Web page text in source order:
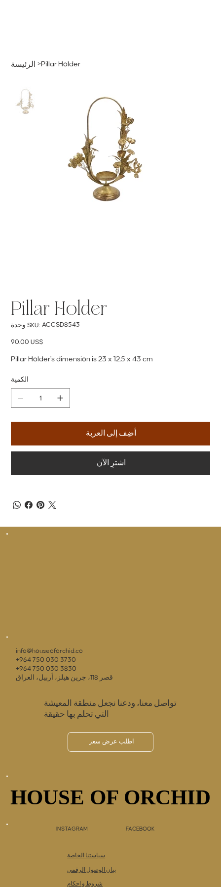
الرئيسة >Pillar Holder
Pillar Holder
وحدة SKU: SKU
ACCSD8543
ACCSD8543
السعر ‏90.00 US$
Pillar Holder's dimension is 23 x 12.5 x 43 cm
الكمية
أضِف إلى العربة
اشترِ الآن
info@houseoforchid.co
+964 750 030 3730
+964 750 030 3830
قصر 118، جرين هيلز، أربيل، العراق
تواصل معنا، ودعنا نجعل منطقة المعيشة
التي تحلم بها حقيقة
اطلب عرض سعر
HOUSE OF ORCHID
HOUSE OF ORCHID
INSTAGRAM FACEBOOK
سياستنا الخاصة
شروط و احكام
بيان الوصول الرقمي